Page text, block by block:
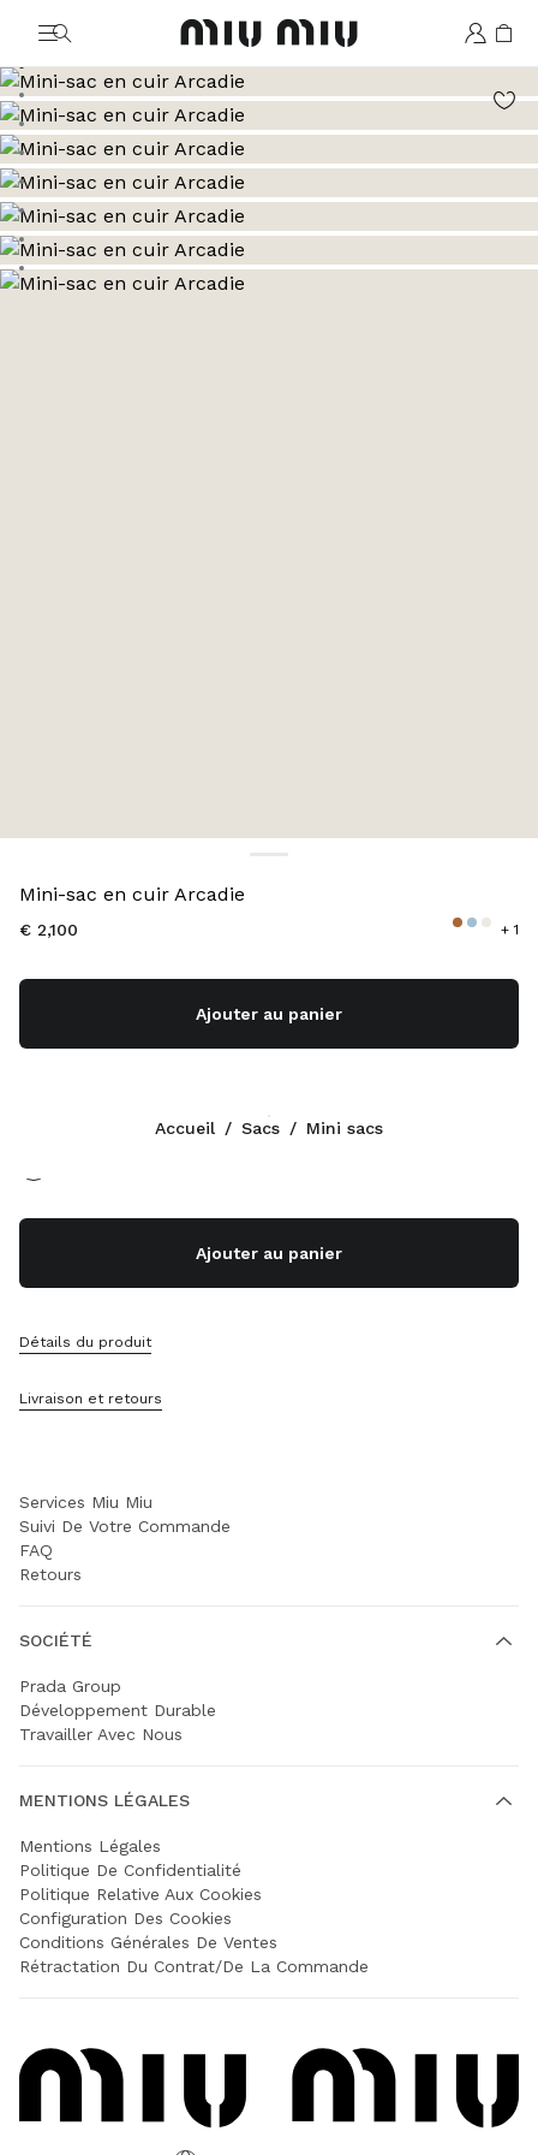
MiuMiu logo
Aller à l’image 1
Aller à l’image 2
Aller à l’image 3
Aller à l’image 4
Aller à l’image 5
Aller à l’image 6
Aller à l’image 7
Aller à l’image 8
Mini-sac en cuir Arcadie
€ 2,100 + 1
Ajouter au panier
Cognac
Ajouter au panier
Détails du produit
Livraison et retours
Accueil / Sacs / Mini sacs
+352 27 94 21 54
Contacts
Sitemap
Services Miu Miu
Suivi De Votre Commande
FAQ
Retours
SOCIÉTÉ
Prada Group
Développement Durable
Travailler Avec Nous
MENTIONS LÉGALES
Mentions Légales
Politique De Confidentialité
Politique Relative Aux Cookies
Configuration Des Cookies
Conditions Générales De Ventes
Rétractation Du Contrat/de La Commande